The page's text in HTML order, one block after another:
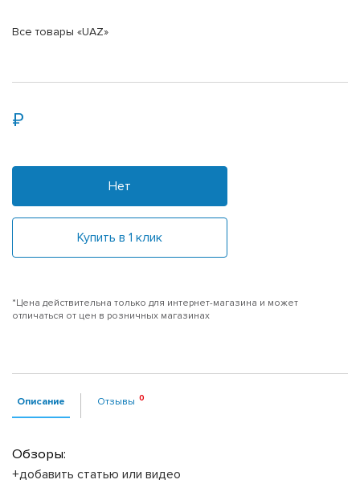
Все товары «UAZ»
Нет
Купить в 1 клик
*Цена действительна только для интернет-магазина и может
отличаться от цен в розничных магазинах
Описание Отзывы
Обзоры:
+добавить статью или видео